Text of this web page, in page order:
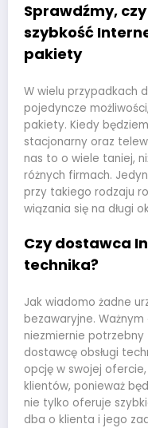
Sprawdźmy,
szybkość
pakiety
W wielu przypadkach
pojedyncze
pakiety. Kiedy
stacjonarny oraz
nas to o wiele taniej,
różnych firmach.
przy takiego rodzaju
wiązania się na długi
Czy dostawca
technika?
Jak wiadomo żadne
bezawaryjne.
niezmiernie
dostawcę obsługi
opcję w swojej
klientów, ponieważ
nie tylko oferuje
dba o klienta i jego